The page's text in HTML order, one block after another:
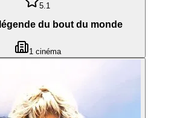
5.1
du bout du monde
1 cinéma